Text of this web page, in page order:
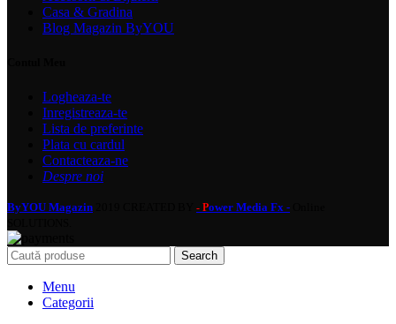
Casa & Gradina
Blog Magazin ByYOU
Logheaza-te
Inregistreaza-te
Lista de preferinte
Plata cu cardul
Contacteaza-ne
Despre noi
ByYOU Magazin - Power Media Fx -
Search
Menu
Categorii